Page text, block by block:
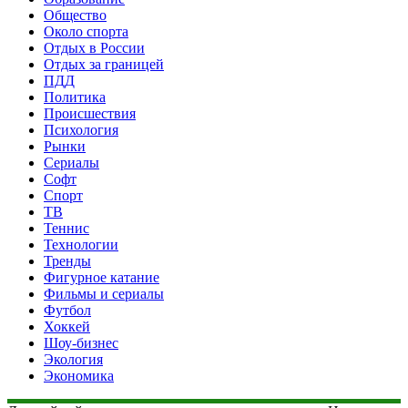
Общество
Около спорта
Отдых в России
Отдых за границей
ПДД
Политика
Происшествия
Психология
Рынки
Сериалы
Софт
Спорт
ТВ
Теннис
Технологии
Тренды
Фигурное катание
Фильмы и сериалы
Футбол
Хоккей
Шоу-бизнес
Экология
Экономика